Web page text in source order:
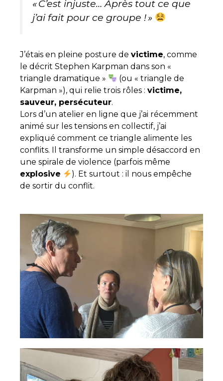
« C’est injuste… Après tout ce que
j’ai fait pour ce groupe ! »
J’étais en pleine posture de victime, comme
le décrit Stephen Karpman dans son «
triangle dramatique »
(ou « triangle de
Karpman »), qui relie trois rôles : victime,
sauveur, persécuteur.
Lors d’un atelier en ligne que j’ai récemment
animé sur les tensions en collectif, j’ai
expliqué comment ce triangle alimente les
conflits. Il transforme un simple désaccord en
une spirale de violence (parfois même
explosive
). Et surtout : il nous empêche
de sortir du conflit.